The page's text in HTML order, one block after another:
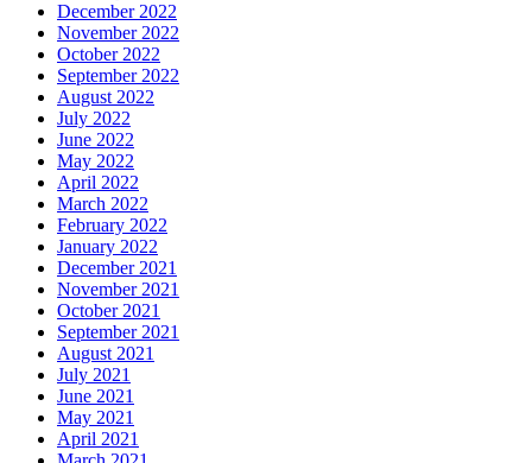
December 2022
November 2022
October 2022
September 2022
August 2022
July 2022
June 2022
May 2022
April 2022
March 2022
February 2022
January 2022
December 2021
November 2021
October 2021
September 2021
August 2021
July 2021
June 2021
May 2021
April 2021